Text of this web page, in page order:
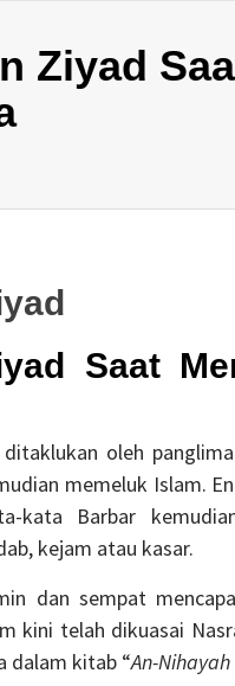
Ziyad
Saat
oleh
memeluk Islam.
kata Barbar
kejam atau kasar.
dan sempat
kini telah dikuasai
dalam kitab “An-